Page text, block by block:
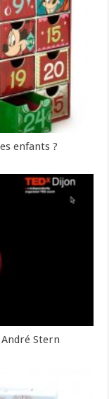
enfants ?
Stern